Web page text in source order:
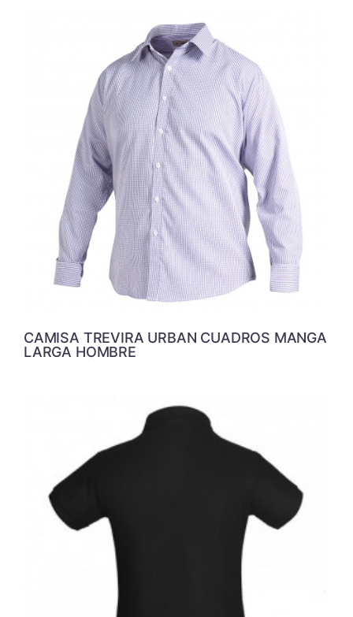
CAMISA TREVIRA URBAN CUADROS MANGA
LARGA HOMBRE